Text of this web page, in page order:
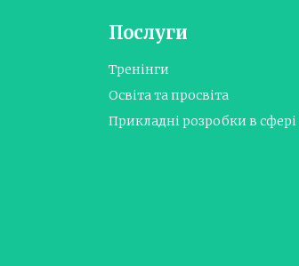
Послуги
Тренінги
Освіта та просвіта
Прикладні розробки в